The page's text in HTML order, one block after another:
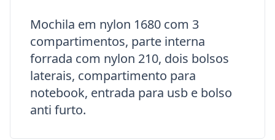
Mochila em nylon 1680 com 3
compartimentos, parte interna
forrada com nylon 210, dois bolsos
laterais, compartimento para
notebook, entrada para usb e bolso
anti furto.